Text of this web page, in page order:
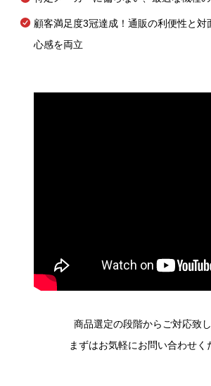
顧客満足度3冠達成！通販の利便性と対
心感を両立
商品選定の段階からご対応致し
まずはお気軽にお問い合わせく